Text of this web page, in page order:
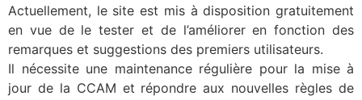
Actuellement, le site est mis à disposition gratuitement
en vue de le tester et de l’améliorer en fonction des
remarques et suggestions des premiers utilisateurs.
Il nécessite une maintenance régulière pour la mise à
jour de la CCAM et répondre aux nouvelles règles de